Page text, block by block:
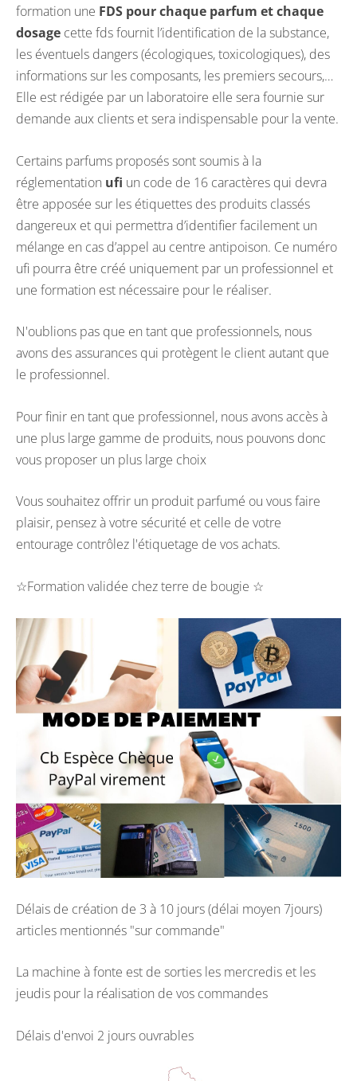
formation une FDS pour chaque parfum et chaque
dosage cette fds fournit l’identification de la substance,
les éventuels dangers (écologiques, toxicologiques), des
informations sur les composants, les premiers secours,…
Elle est rédigée par un laboratoire elle sera fournie sur
demande aux clients et sera indispensable pour la vente.
Certains parfums proposés sont soumis à la
réglementation ufi un code de 16 caractères qui devra
être apposée sur les étiquettes des produits classés
dangereux et qui permettra d’identifier facilement un
mélange en cas d’appel au centre antipoison. Ce numéro
ufi pourra être créé uniquement par un professionnel et
une formation est nécessaire pour le réaliser.
N'oublions pas que en tant que professionnels, nous
avons des assurances qui protègent le client autant que
le professionnel.
Pour finir en tant que professionnel, nous avons accès à
une plus large gamme de produits, nous pouvons donc
vous proposer un plus large choix
Vous souhaitez offrir un produit parfumé ou vous faire
plaisir, pensez à votre sécurité et celle de votre
entourage contrôlez l'étiquetage de vos achats.
☆Formation validée chez terre de bougie ☆
Délais de création de 3 à 10 jours (délai moyen 7jours)
articles mentionnés "sur commande"
La machine à fonte est de sorties les mercredis et les
jeudis pour la réalisation de vos commandes
Délais d'envoi 2 jours ouvrables